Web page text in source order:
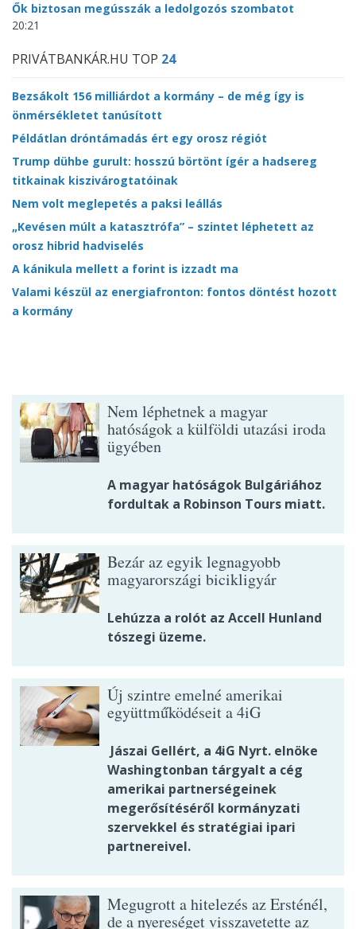
Ők biztosan megússzák a ledolgozós szombatot
20:21
PRIVÁTBANKÁR.HU TOP 24
Bezsákolt 156 milliárdot a kormány – de még így is
önmérsékletet tanúsított
Példátlan dróntámadás ért egy orosz régiót
Trump dühbe gurult: hosszú börtönt ígér a hadsereg
titkainak kiszivárogtatóinak
Nem volt meglepetés a paksi leállás
„Kevésen múlt a katasztrófa” – szintet léphetett az
orosz hibrid hadviselés
A kánikula mellett a forint is izzadt ma
Valami készül az energiafronton: fontos döntést hozott
a kormány
Nem léphetnek a magyar
hatóságok a külföldi utazási iroda
ügyében
A magyar hatóságok Bulgáriához
fordultak a Robinson Tours miatt.
Bezár az egyik legnagyobb
magyarországi bicikligyár
Lehúzza a rolót az Accell Hunland
tószegi üzeme.
Új szintre emelné amerikai
együttműködéseit a 4iG
Jászai Gellért, a 4iG Nyrt. elnöke
Washingtonban tárgyalt a cég
amerikai partnerségeinek
megerősítéséről kormányzati
szervekkel és stratégiai ipari
partnereivel.
Megugrott a hitelezés az Ersténél,
de a nyereséget visszavetette az